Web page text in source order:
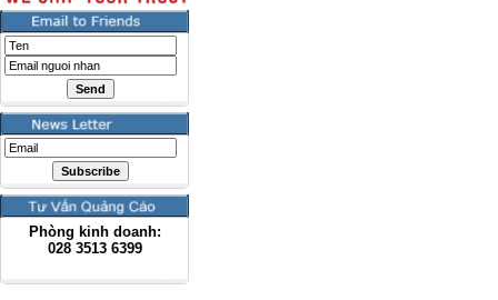
Phòng kinh doanh:
028 3513 6399